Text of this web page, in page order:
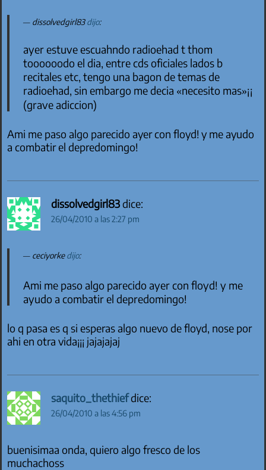
dissolvedgirl83dijo:
ayer estuve escuahndo radioehad t thom
toooooodo el dia, entre cds oficiales lados b
recitales etc, tengo una bagon de temas de
radioehad, sin embargo me decia «necesito mas»¡¡
(grave adiccion)
Ami me paso algo parecido ayer con floyd! y me ayudo
a combatir el depredomingo!
dissolvedgirl83dice:
26/04/2010 a las 2:27 pm
ceciyorkedijo:
Ami me paso algo parecido ayer con floyd! y me
ayudo a combatir el depredomingo!
lo q pasa es q si esperas algo nuevo de floyd, nose por
ahi en otra vida¡¡¡ jajajajaj
saquito_thethiefdice:
26/04/2010 a las 4:56 pm
buenisimaa onda, quiero algo fresco de los
muchachoss